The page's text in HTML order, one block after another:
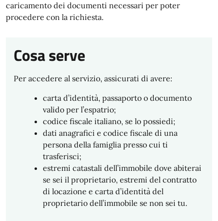
caricamento dei documenti necessari per poter
procedere con la richiesta.
Cosa serve
Per accedere al servizio, assicurati di avere:
carta d’identità, passaporto o documento
valido per l’espatrio;
codice fiscale italiano, se lo possiedi;
dati anagrafici e codice fiscale di una
persona della famiglia presso cui ti
trasferisci;
estremi catastali dell’immobile dove abiterai
se sei il proprietario, estremi del contratto
di locazione e carta d’identità del
proprietario dell’immobile se non sei tu.